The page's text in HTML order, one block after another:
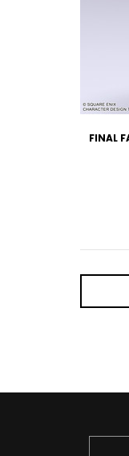
FINAL